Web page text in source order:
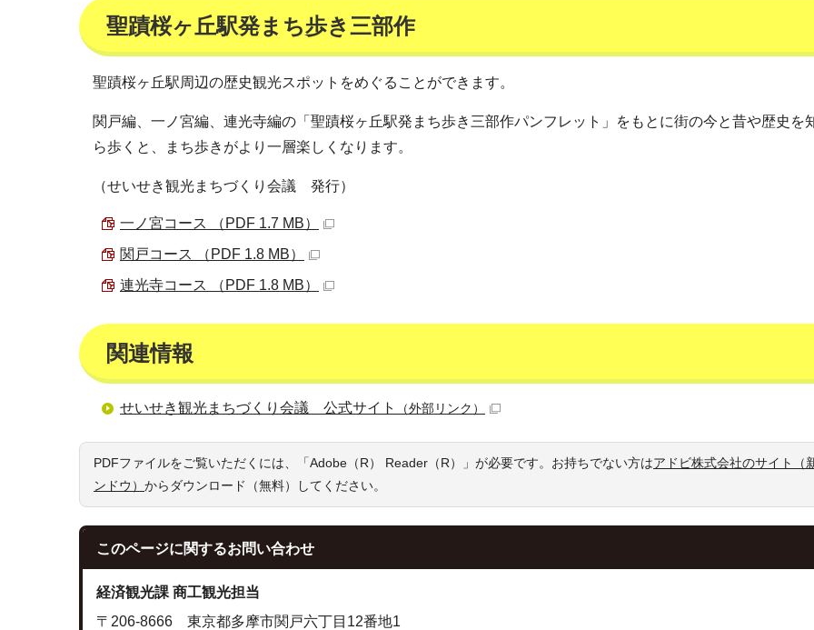
聖蹟桜ヶ丘駅発まち歩き三部作
聖蹟桜ヶ丘駅周辺の歴史観光スポットをめぐることができます。
関戸編、一ノ宮編、連光寺編の「聖蹟桜ヶ丘駅発まち歩き三部作パンフレット」をもとに街の今と昔や歴史を
ら歩くと、まち歩きがより一層楽しくなります。
（せいせき観光まちづくり会議 発行）
一ノ宮コース （PDF 1.7 MB）
関戸コース （PDF 1.8 MB）
連光寺コース （PDF 1.8 MB）
関連情報
せいせき観光まちづくり会議 公式サイト （外部リンク）
PDFファイルをご覧いただくには、「Adobe（R） Reader（R）」が必要です。お持ちでない方はアドビ株式会社のサイト（
ンドウ） からダウンロード（無料）してください。
このページに関するお問い合わせ
経済観光課 商工観光担当
〒206-8666 東京都多摩市関戸六丁目12番地1